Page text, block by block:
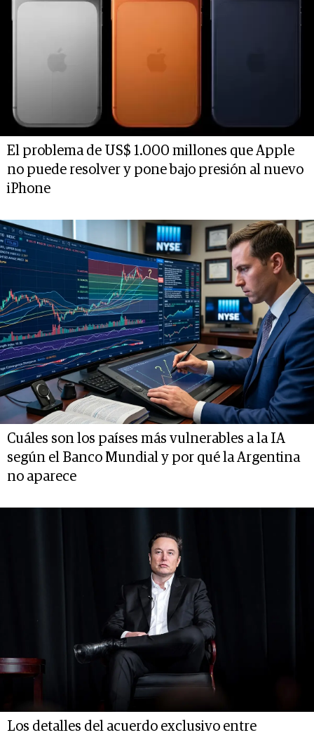
El problema de US$ 1.000 millones que Apple
no puede resolver y pone bajo presión al nuevo
iPhone
Cuáles son los países más vulnerables a la IA
según el Banco Mundial y por qué la Argentina
no aparece
Los detalles del acuerdo exclusivo entre